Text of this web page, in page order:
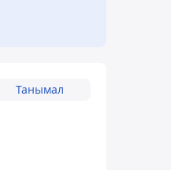
Танымал